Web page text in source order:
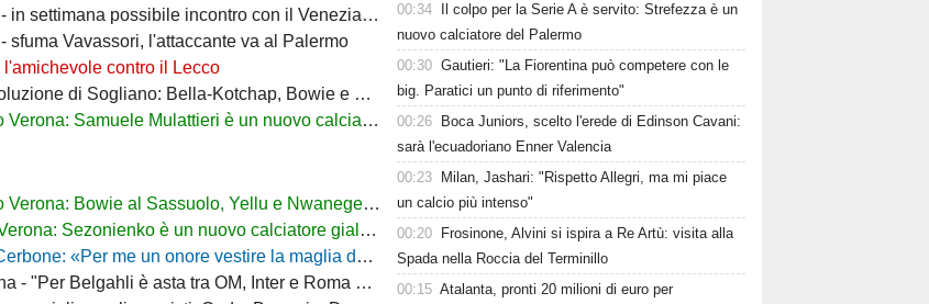
settimana possibile incontro con il Venezia per Montipò
sfuma Vavassori, l'attaccante va al Palermo
l'amichevole contro il Lecco
di Sogliano: Bella-Kotchap, Bowie e ora Belghali"
Samuele Mulattieri è un nuovo calciatore gialloblù
Bowie al Sassuolo, Yellu e Nwanege in prestito
Sezonienko è un nuovo calciatore gialloblù
«Per me un onore vestire la maglia dell'Hellas»
Belgahli è asta tra OM, Inter e Roma con base fissata a 15mln"
00:34
Il colpo per la Serie A è servito: Strefezza è un
nuovo calciatore del Palermo
00:30 Gautieri: "La Fiorentina può competere con le
big. Paratici un punto di riferimento"
00:26
Boca Juniors, scelto l'erede di Edinson Cavani:
sarà l'ecuadoriano Enner Valencia
00:23
Milan, Jashari: "Rispetto Allegri, ma mi piace
un calcio più intenso"
00:20
Frosinone, Alvini si ispira a Re Artù: visita alla
Spada nella Roccia del Terminillo
00:15 Atalanta, pronti 20 milioni di euro per